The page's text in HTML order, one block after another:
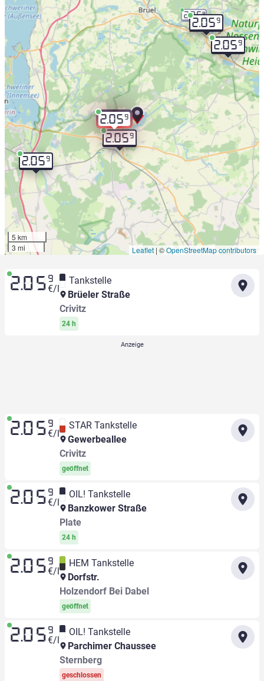
2.059
2.059
2.059
2.059
2.059
2.069
5 km
3 mi
Leaflet | ©OpenStreetMap contributors
2.05 9
€/l
Tankstelle
Brüeler Straße
Crivitz
24 h
2.05 9
€/l
STAR Tankstelle
Gewerbeallee
Crivitz
geöffnet
2.05 9
€/l
OIL! Tankstelle
Banzkower Straße
Plate
24 h
2.05 9
€/l
HEM Tankstelle
Dorfstr.
Holzendorf Bei Dabel
geöffnet
2.05 9
€/l
OIL! Tankstelle
Parchimer Chaussee
Sternberg
geschlossen